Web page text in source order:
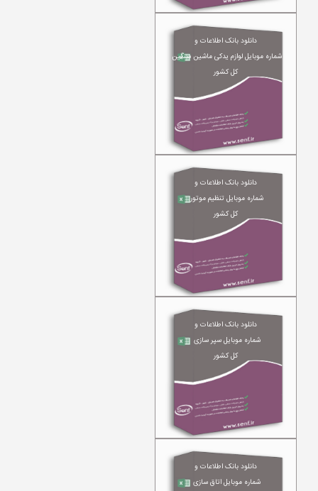
دانلود بانک اطلاعات و
شماره موبایل لوازم یدکی ماشین سنگین
کل کشور
دانلود بانک اطلاعات و
شماره موبایل تنظیم موتور
کل کشور
دانلود بانک اطلاعات و
شماره موبایل سپر سازی
کل کشور
دانلود بانک اطلاعات و
شماره موبایل اتاق سازی